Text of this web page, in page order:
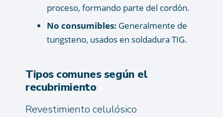
proceso, formando parte del cordón.
No consumibles: Generalmente de
tungsteno, usados en soldadura TIG.
Tipos comunes según el
recubrimiento
Revestimiento celulósico